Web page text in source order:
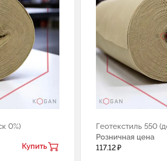
0%)
Купить
Геотекстиль 550
Розничная цена
117.12 ₽